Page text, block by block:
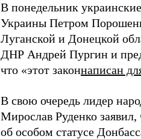
В понедельник
Украины Петром
Луганской и Донецкой
ДНР Андрей Пургин и
что «этот законнаписан
В свою очередь лидер
Мирослав Руденко
об особом статусе